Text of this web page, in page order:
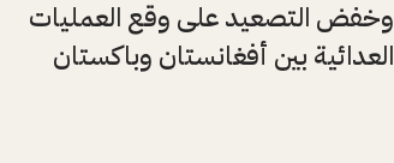
وخفض التصعيد على وقع العمليات
العدائية بين أفغانستان وباكستان